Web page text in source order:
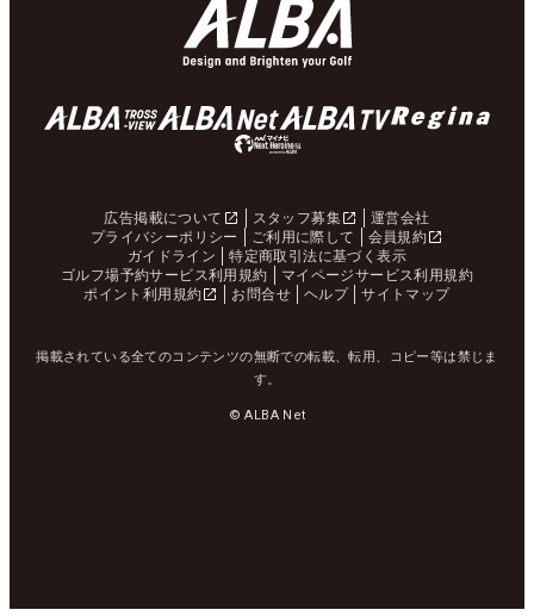
広告掲載について スタッフ募集
運営会社
プライバシーポリシー
ご利用に際して
会員規約
ガイドライン
特定商取引法に基づく表示
ゴルフ場予約サービス利用規約
マイページサービス利用規約
ポイント利用規約
お問合せ ヘルプ サイトマップ
掲載されている全てのコンテンツの無断での転載、転用、コピー等は禁じま
す。
© ALBA Net